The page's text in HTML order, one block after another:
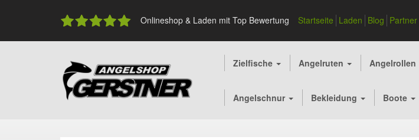
Onlineshop & Laden mit Top Bewertung Startseite Laden Blog Partner
Zielfische Angelruten Angelrollen
Angelschnur Bekleidung Boote